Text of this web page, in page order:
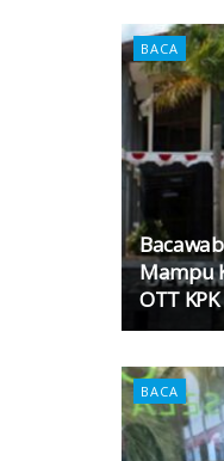
BACA
Mampu
OTT KPK
BACA